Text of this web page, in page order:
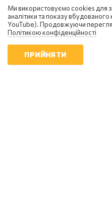
Ми використовуємо cookies для
аналітики та показу
YouTube). Продовжуючи
Політикою конфіденційності
ПРИЙНЯТИ